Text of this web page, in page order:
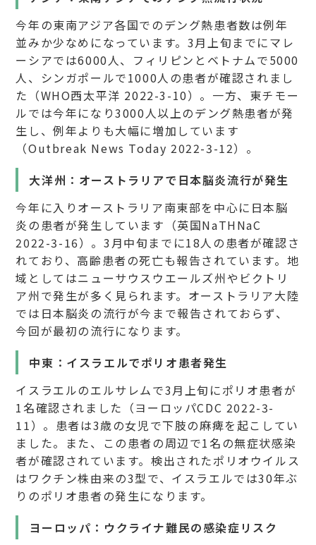
今年の東南アジア各国でのデング熱患者数は例年
並みか少なめになっています。3月上旬までにマレ
ーシアでは6000人、フィリピンとベトナムで5000
人、シンガポールで1000人の患者が確認されまし
た（WHO西太平洋 2022-3-10）。一方、東チモー
ルでは今年になり3000人以上のデング熱患者が発
生し、例年よりも大幅に増加しています
（Outbreak News Today 2022-3-12）。
大洋州：オーストラリアで日本脳炎流行が発生
今年に入りオーストラリア南東部を中心に日本脳
炎の患者が発生しています（英国NaTHNaC
2022-3-16）。3月中旬までに18人の患者が確認さ
れており、高齢患者の死亡も報告されています。地
域としてはニューサウスウエールズ州やビクトリ
ア州で発生が多く見られます。オーストラリア大陸
では日本脳炎の流行が今まで報告されておらず、
今回が最初の流行になります。
中東：イスラエルでポリオ患者発生
イスラエルのエルサレムで3月上旬にポリオ患者が
1名確認されました（ヨーロッパCDC 2022-3-
11）。患者は3歳の女児で下肢の麻痺を起こしてい
ました。また、この患者の周辺で1名の無症状感染
者が確認されています。検出されたポリオウイルス
はワクチン株由来の3型で、イスラエルでは30年ぶ
りのポリオ患者の発生になります。
ヨーロッパ：ウクライナ難民の感染症リスク